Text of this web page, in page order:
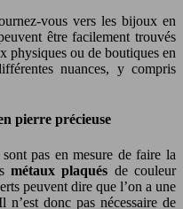
vous vers les bijoux en
être facilement trouvés
physiques ou de boutiques en
nuances, y compris
pierre précieuse
pas en mesure de faire la
métaux plaqués de couleur
peuvent dire que l’on a une
n’est donc pas nécessaire de